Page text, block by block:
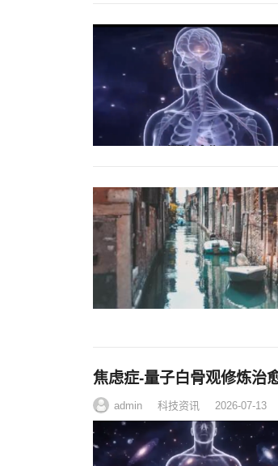
焦虑症-量子白骨观修炼治
admin 科技资讯 2026-07-13